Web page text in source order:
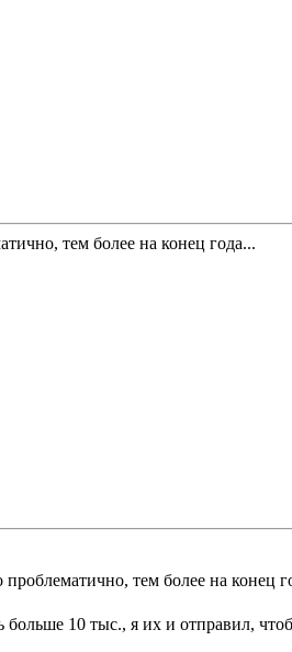
тем более на конец года...
тем более на конец
10 тыс., я их и отправил,